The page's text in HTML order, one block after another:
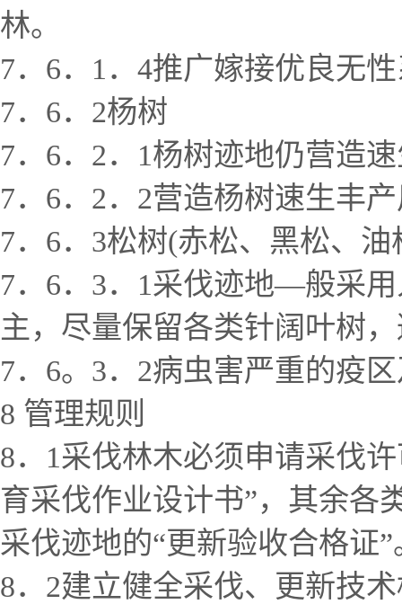
林。
7．6．1．4推广嫁接优良无
7．6．2杨树
7．6．2．1杨树迹地仍营造
7．6．2．2营造杨树速生丰
7．6．3松树(赤松、黑松、油
7．6．3．1采伐迹地—般采
主，尽量保留各类针阔叶树
7．6。3．2病虫害严重的疫
8 管理规则
8．1采伐林木必须申请采伐
育采伐作业设计书”，其余各
采伐迹地的“更新验收合格证”
8．2建立健全采伐、更新技